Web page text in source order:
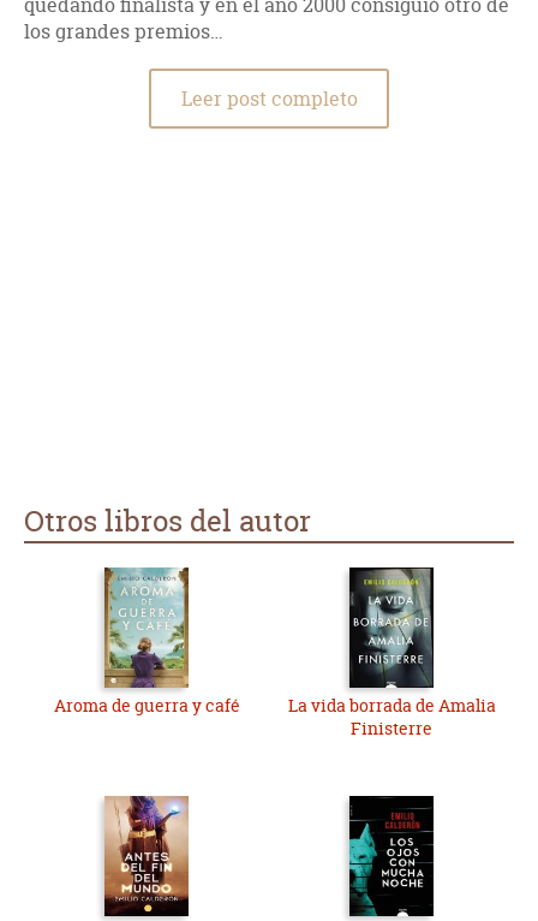
los grandes premios…
Leer post completo
Otros libros del autor
Aroma de guerra y café
La vida borrada de Amalia
Finisterre